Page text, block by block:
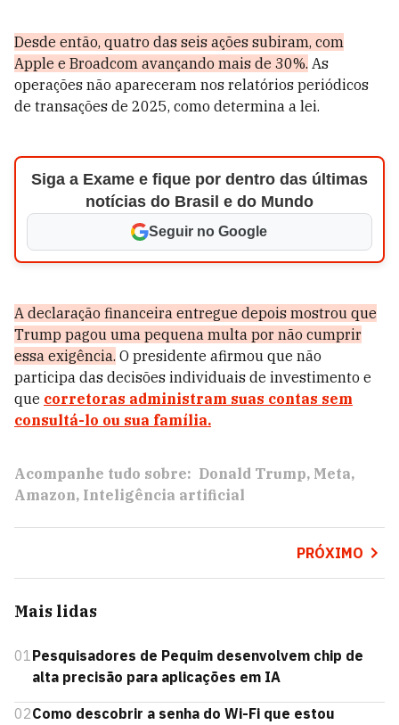
Desde então, quatro das seis ações subiram, com
Apple e Broadcom avançando mais de 30%. As
operações não apareceram nos relatórios periódicos
de transações de 2025, como determina a lei.
Siga a Exame e fique por dentro das últimas
notícias do Brasil e do Mundo
Seguir no Google
A declaração financeira entregue depois mostrou que
Trump pagou uma pequena multa por não cumprir
essa exigência. O presidente afirmou que não
participa das decisões individuais de investimento e
que corretoras administram suas contas sem
consultá-lo ou sua família.
Acompanhe tudo sobre: Donald Trump Meta
Amazon Inteligência artificial
PRÓXIMO
Mais lidas
01Pesquisadores de Pequim desenvolvem chip de
alta precisão para aplicações em IA
02Como descobrir a senha do Wi-Fi que estou